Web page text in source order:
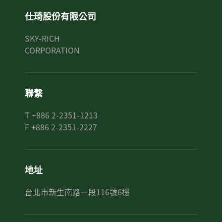
仕琦股份有限公司
SKY-RICH
CORPORATION
聯繫
T +886 2-2351-1213
F +886 2-2351-2227
地址
台北市新生南路一段116號6樓